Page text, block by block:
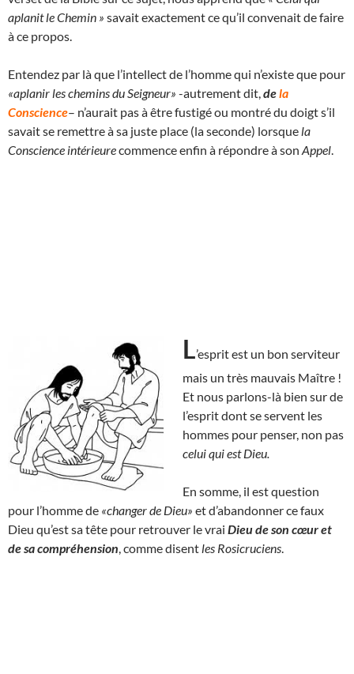
aplanit le Chemin » savait exactement ce qu’il convenait de faire
à ce propos.
Entendez par là que l’intellect de l’homme qui n’existe que pour
«aplanir les chemins du Seigneur» -autrement dit, dela
Conscience– n’aurait pas à être fustigé ou montré du doigt s’il
savait se remettre à sa juste place (la seconde) lorsque la
Conscience intérieurecommence enfin à répondre à son Appel
L’esprit est un bon serviteur
mais un très mauvais Maître !
Et nous parlons-là bien sur de
l’esprit dont se servent les
hommes pour penser, non pas
celui qui est Dieu.
En somme, il est question
pour l’homme de «changer de Dieu» et d’abandonner ce faux
Dieu qu’est sa tête pour retrouver le vrai Dieu de son cœur et
de sa compréhension , comme disent les Rosicruciens